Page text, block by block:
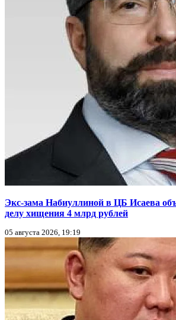
Экс-зама Набиуллиной в ЦБ Исаева
делу хищения 4 млрд рублей
05 августа 2026, 19:19